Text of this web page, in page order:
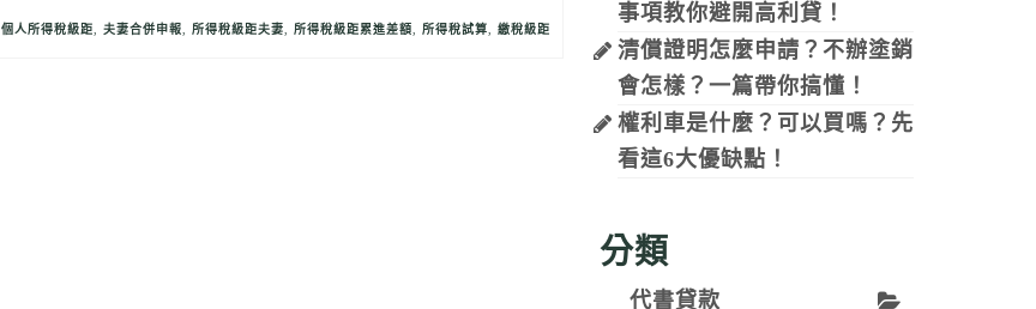
個人所得稅級距, 夫妻合併申報, 所得稅級距夫妻, 所得稅級距累進差額, 所得稅試算, 繳稅級距
事項教你避開高利貸！
清償證明怎麼申請？不辦塗銷
會怎樣？一篇帶你搞懂！
權利車是什麼？可以買嗎？先
看這6大優缺點！
分類
代書貸款